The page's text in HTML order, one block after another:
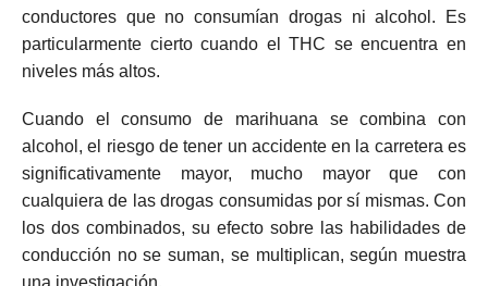
conductores que no consumían drogas ni alcohol.
Es
particularmente cierto cuando el THC se encuentra en
niveles más altos.
Cuando el consumo de marihuana se combina con
alcohol, el riesgo de tener un accidente en la carretera es
significativamente mayor, mucho mayor que con
cualquiera de las drogas consumidas por sí mismas. Con
los dos combinados, su efecto sobre las habilidades de
conducción no se suman, se multiplican, según muestra